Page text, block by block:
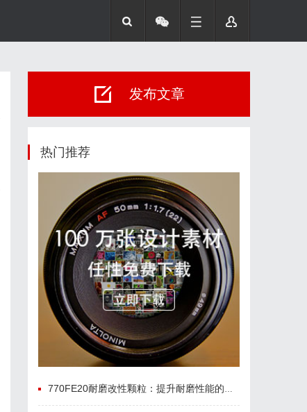
发布文章
热门推荐
770FE20耐磨改性颗粒：提升耐磨性能的革命性材料